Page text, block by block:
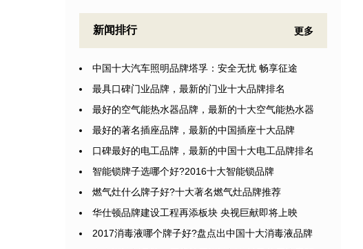
新闻排行 更多
中国十大汽车照明品牌塔孚：安全无忧 畅享征途
最具口碑门业品牌，最新的门业十大品牌排名
最好的空气能热水器品牌，最新的十大空气能热水器
最好的著名插座品牌，最新的中国插座十大品牌
口碑最好的电工品牌，最新的中国十大电工品牌排名
智能锁牌子选哪个好?2016十大智能锁品牌
燃气灶什么牌子好?十大著名燃气灶品牌推荐
华仕顿品牌建设工程再添板块 央视巨献即将上映
2017消毒液哪个牌子好?盘点出中国十大消毒液品牌